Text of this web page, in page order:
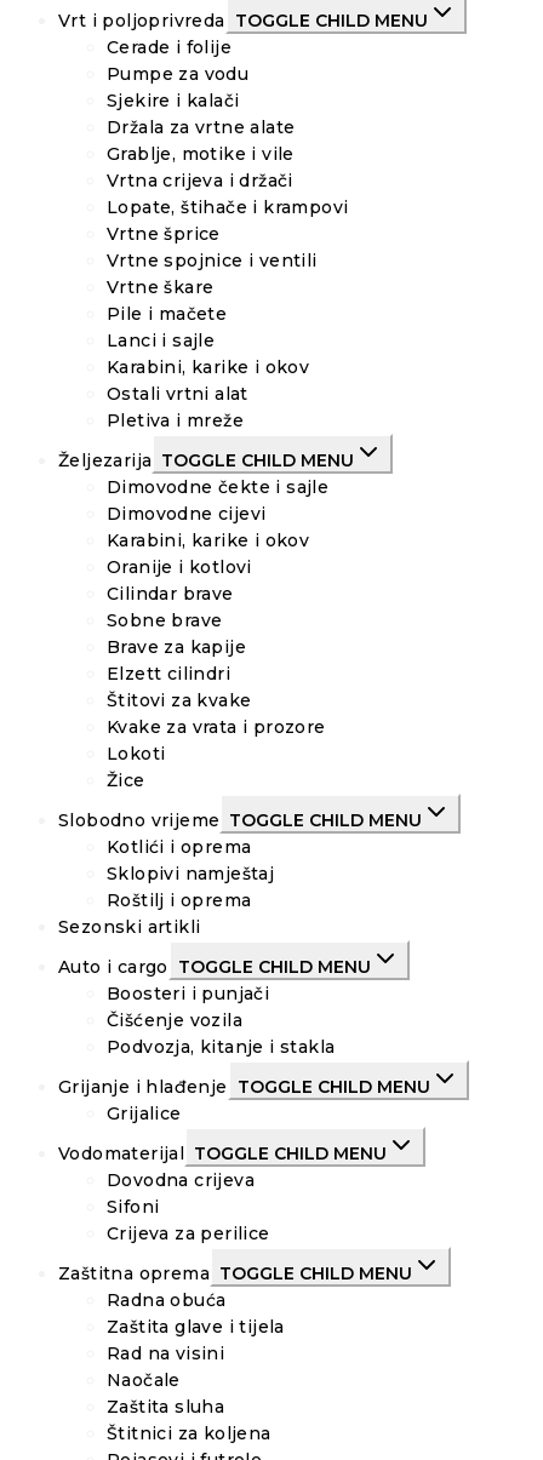
Vrt i poljoprivreda
TOGGLE CHILD MENU
Cerade i folije
Pumpe za vodu
Sjekire i kalači
Držala za vrtne alate
Grablje, motike i vile
Vrtna crijeva i držači
Lopate, štihače i krampovi
Vrtne šprice
Vrtne spojnice i ventili
Vrtne škare
Pile i mačete
Lanci i sajle
Karabini, karike i okov
Ostali vrtni alat
Pletiva i mreže
Željezarija TOGGLE CHILD MENU
Dimovodne čekte i sajle
Dimovodne cijevi
Karabini, karike i okov
Oranije i kotlovi
Cilindar brave
Sobne brave
Brave za kapije
Elzett cilindri
Štitovi za kvake
Kvake za vrata i prozore
Lokoti
Žice
Slobodno vrijeme TOGGLE CHILD MENU
Kotlići i oprema
Sklopivi namještaj
Roštilj i oprema
Sezonski artikli
Auto i cargo
TOGGLE CHILD MENU
Boosteri i punjači
Čišćenje vozila
Podvozja, kitanje i stakla
Grijanje i hlađenje
TOGGLE CHILD MENU
Grijalice
Vodomaterijal TOGGLE CHILD MENU
Dovodna crijeva
Sifoni
Crijeva za perilice
Zaštitna oprema TOGGLE CHILD MENU
Radna obuća
Zaštita glave i tijela
Rad na visini
Naočale
Zaštita sluha
Štitnici za koljena